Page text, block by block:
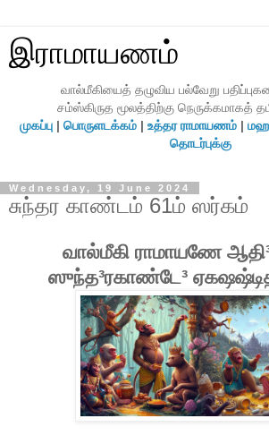
இராமாயணம்
வால்மீகியைத் தழுவிய பல்வேறு
சம்ஸ்கிருத மூலத்திற்கு நெருக்கமாகத்
முகப்பு | பொருளடக்கம் | உத்தர ராமாயணம் |
தொடர்புக்கு
Wednesday, 19 June 2024
சுந்தர காண்டம் 61ம் ஸர்கம்
வால்மீகி ராமாயணே
ஸுந்த³ரகாண்டே³